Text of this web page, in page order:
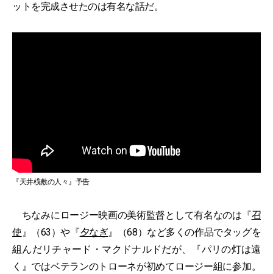
ットを完成させたのは有名な話だ。
『天井桟敷の人々』予告
ちなみにロージー映画の美術監督として有名なのは『召
使 』（63）や『夕なぎ』（68）など多くの作品でタッグを
組んだリチャード・マクドナルドだが、『パリの灯は遠
く』ではベテランのトローネが初めてロージー組に参加。